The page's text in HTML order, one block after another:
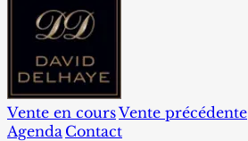
Vente en coursVente précédente
Agenda Contact